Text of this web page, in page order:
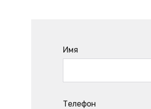
Имя
Телефон